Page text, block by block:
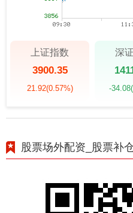
上证指数
3900.35
21.92(0.57%)
深
-34.08
股票场外配资_股票补